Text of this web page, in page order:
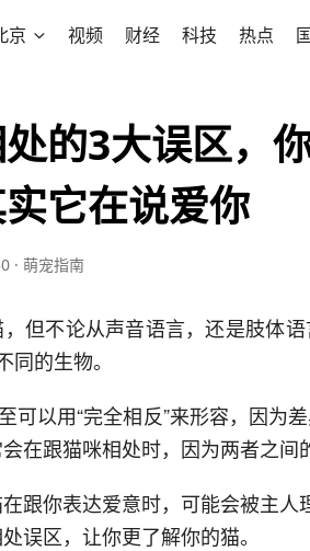
京 视频 财经 科技 热点
的3大误区，
它在说爱你
· 萌宠指南
但不论从声音语言，还是肢体
同的生物。
可以用“完全相反”来形容，因为
在跟猫咪相处时，因为两者之间
跟你表达爱意时，可能会被主
误区，让你更了解你的猫。